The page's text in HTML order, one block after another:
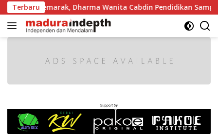
Langsung
ke
konten
Terbaru
Semarak, Dharma Wanita Cabdin Pendidikan Sampang